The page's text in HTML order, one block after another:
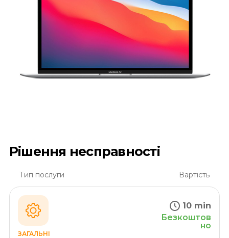
Рішення несправності
Тип послуги Вартість
ЗАГАЛЬНІ
10 min
Безкоштов
но